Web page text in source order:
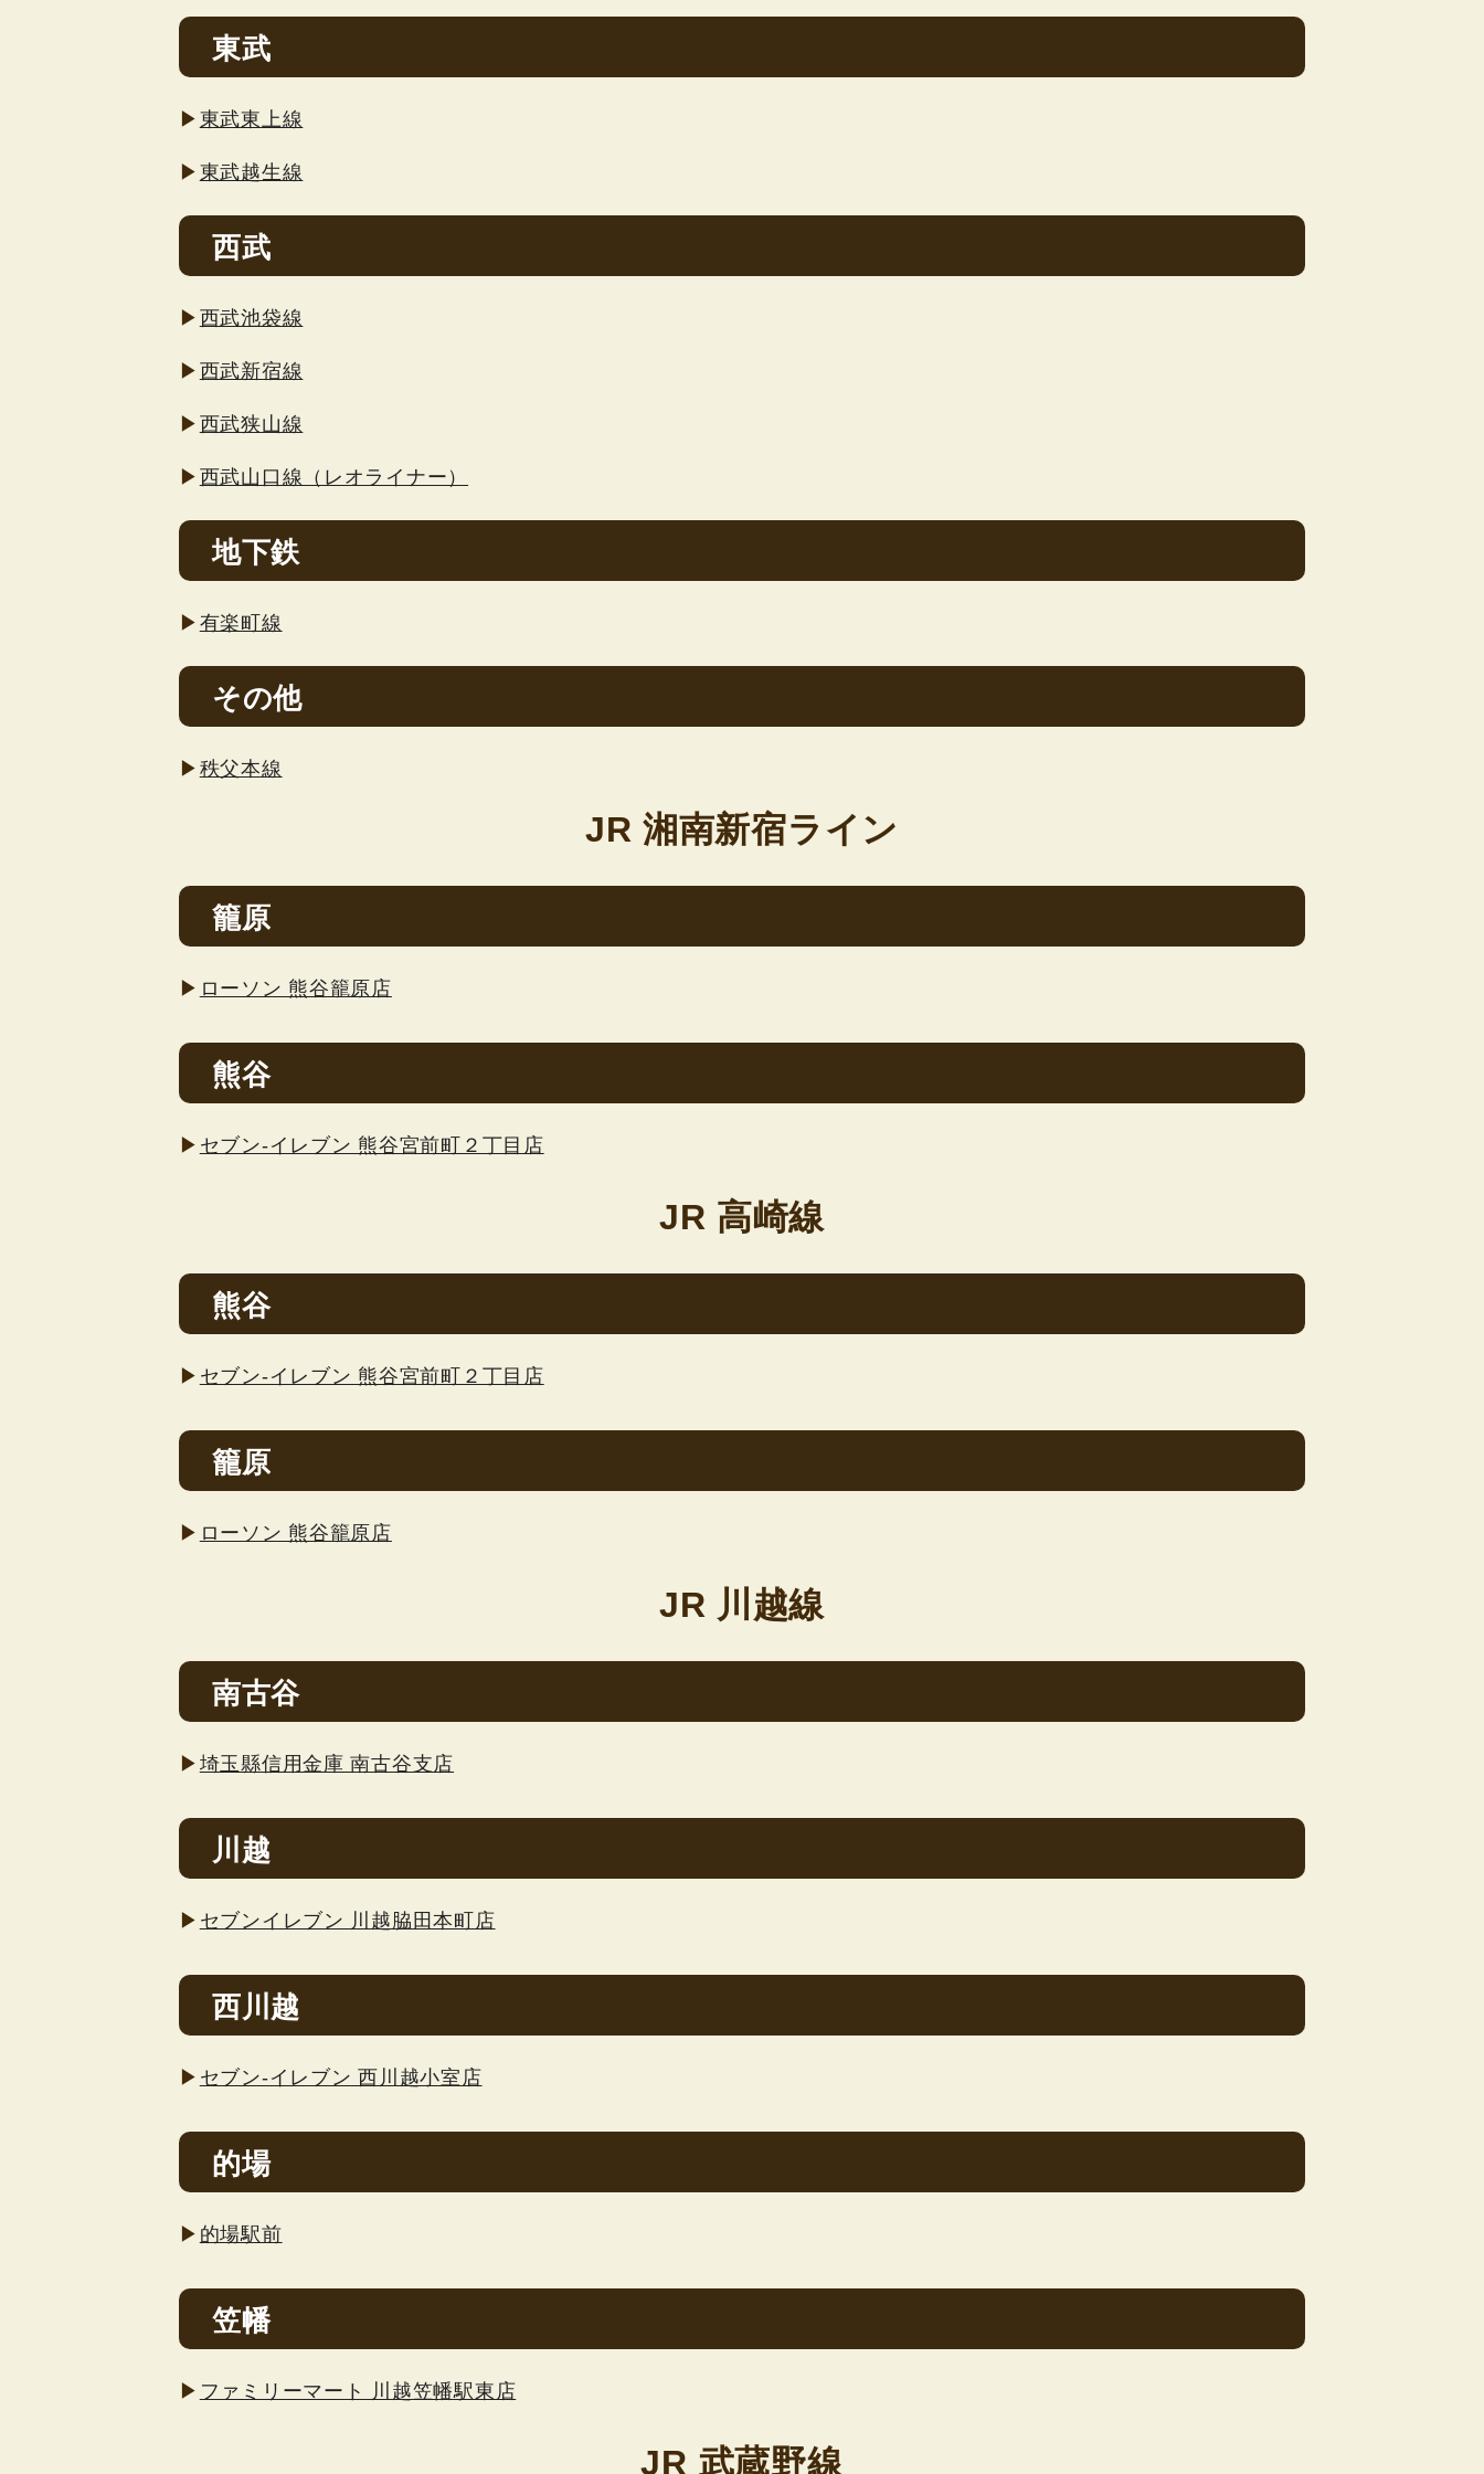
東武
▶ 東武東上線
▶ 東武越生線
西武
▶ 西武池袋線
▶ 西武新宿線
▶ 西武狭山線
▶ 西武山口線（レオライナー）
地下鉄
▶ 有楽町線
その他
▶ 秩父本線
JR 湘南新宿ライン
籠原
▶ ローソン 熊谷籠原店
熊谷
▶ セブン-イレブン 熊谷宮前町２丁目店
JR 高崎線
熊谷
▶ セブン-イレブン 熊谷宮前町２丁目店
籠原
▶ ローソン 熊谷籠原店
JR 川越線
南古谷
▶ 埼玉縣信用金庫 南古谷支店
川越
▶ セブンイレブン 川越脇田本町店
西川越
▶ セブン-イレブン 西川越小室店
的場
▶ 的場駅前
笠幡
▶ ファミリーマート 川越笠幡駅東店
JR 武蔵野線